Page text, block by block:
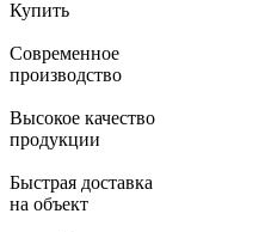
Купить
Современное
производство
Высокое качество
продукции
Быстрая доставка
на объект